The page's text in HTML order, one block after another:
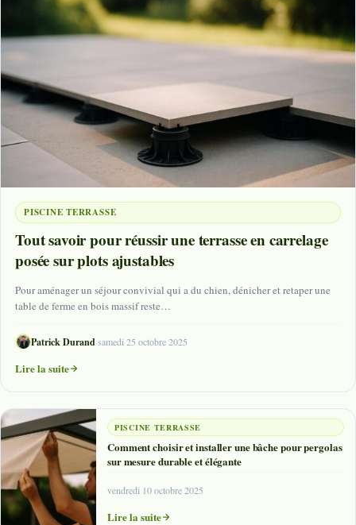
PISCINE TERRASSE
Tout savoir pour réussir une terrasse en carrelage
posée sur plots ajustables
Pour aménager un séjour convivial qui a du chien, dénicher et retaper une
table de ferme en bois massif reste…
Patrick Durand·samedi 25 octobre 2025
Lire la suite
PISCINE TERRASSE
Comment choisir et installer une bâche pour pergolas
sur mesure durable et élégante
vendredi 10 octobre 2025
Lire la suite